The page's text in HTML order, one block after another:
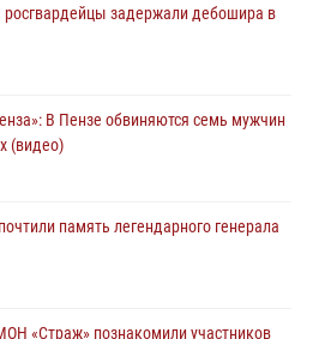
задержали дебошира в
В Пензе обвиняются семь мужчин
(видео)
память легендарного генерала
«Страж» познакомили участников